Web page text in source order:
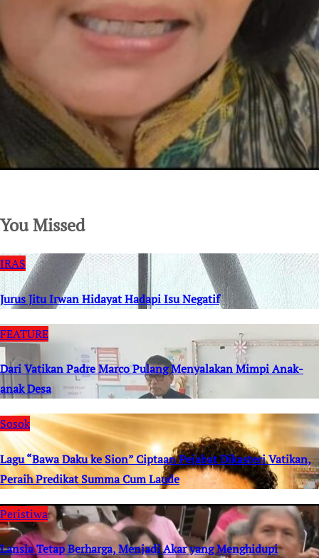
You Missed
IRAS
Jurus Jitu Irwan Hidayat Hadapi Isu Negatif
FEATURE
Dari Vatikan Padre Marco Pulang Menyalakan Mimpi Anak-
anak Desa
Sosok
Lagu “Bawa Daku ke Sion” Ciptaan Pejabat Dikasteri Vatikan,
Peraih Predikat Summa Cum Laude
Peristiwa
Lansia Tetap Berharga, Menjadi Akar yang Menghidupi